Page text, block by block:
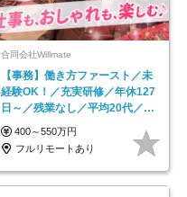
合同会社Willmate
【事務】働き方ファースト／未
経験OK！／充実研修／年休127
日～／残業なし／平均20代／リ
モートOK
400～550万円
フルリモートあり